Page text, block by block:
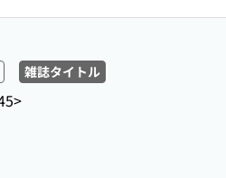
雑誌タイトル